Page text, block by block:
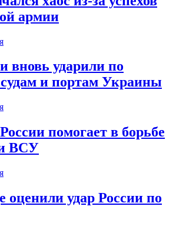
армии
вновь ударили по
и портам Украины
помогает в борьбе
ВСУ
оценили удар России по